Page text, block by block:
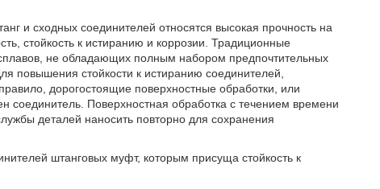
и сходных соединителей относятся высокая прочность на
стойкость к истиранию и коррозии. Традиционные
не обладающих полным набором предпочтительных
повышения стойкости к истиранию соединителей,
дорогостоящие поверхностные обработки, или
соединитель. Поверхностная обработка с течением времени
деталей наносить повторно для сохранения
штанговых муфт, которым присуща стойкость к